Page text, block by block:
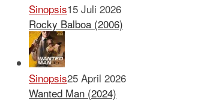
Sinopsis15 Juli 2026
Rocky Balboa (2006)
Sinopsis25 April 2026
Wanted Man (2024)